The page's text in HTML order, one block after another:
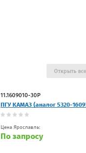
11.1609010-30Р
ПГУ КАМАЗ (аналог 5320-
Цена Ярославль:
По запросу
Открыть